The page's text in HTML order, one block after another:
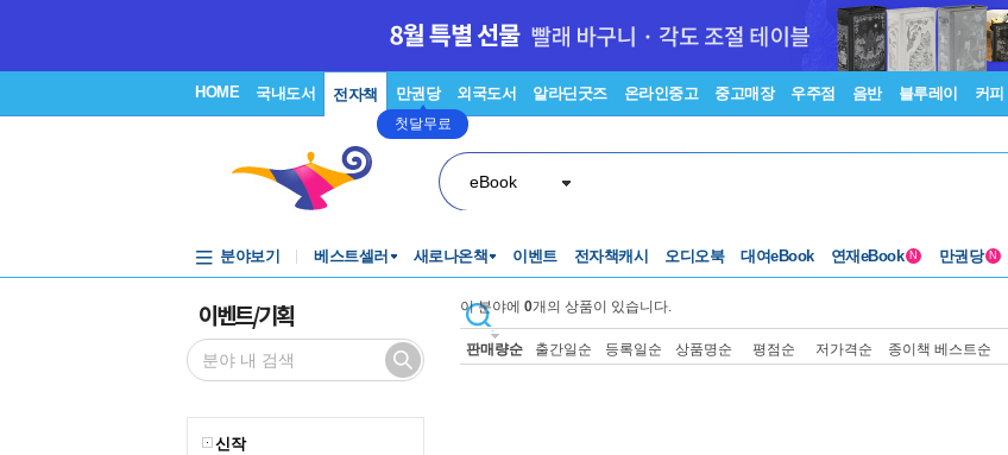
HOME 국내도서 전자책 만권당
첫달무료
외국도서 알라딘굿즈 온라인중고 중고매장 우주점 음반 블루레이 커피
eBook
분야보기 베스트셀러 새로나온책 이벤트 전자책캐시 오디오북 대여eBook 연재eBook N 만권당 N
이벤트/기획
신작
이 분야에 0개의 상품이 있습니다.
판매량순 출간일순 등록일순 상품명순 평점순 저가격순 종이책 베스트순